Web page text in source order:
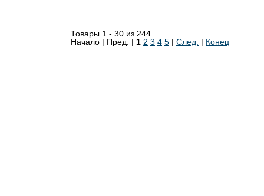
Товары 1 - 30 из 244
Начало | Пред. | 1 2 3 4 5 | След. | Конец